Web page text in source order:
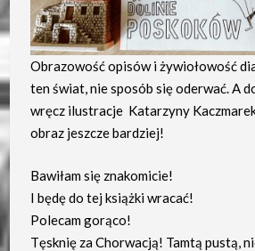
Obrazowość opisów i żywiołowość
ten świat, nie sposób się oderwać. A
wręcz ilustracje Katarzyny
obraz jeszcze bardziej!
Bawiłam się znakomicie!
I będę do tej książki wracać!
Polecam gorąco!
Tęsknię za Chorwacją! Tamtą pustą,